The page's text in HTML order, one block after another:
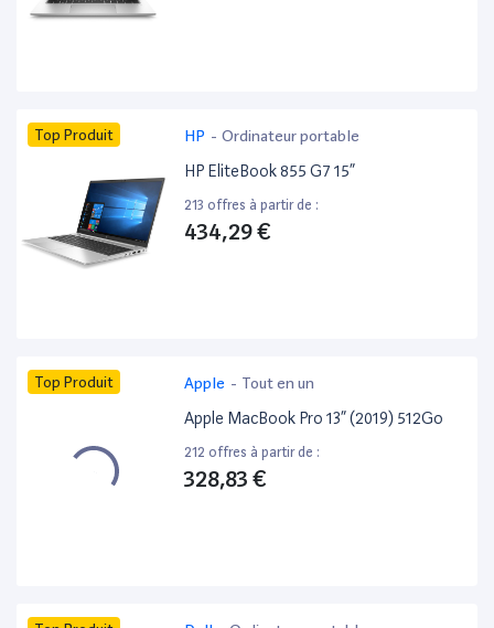
Top Produit HP - Ordinateur portable
HP EliteBook 855 G7 15”
213 offres à partir de :
434,29 €
Top Produit Apple - Tout en un
Apple MacBook Pro 13” (2019) 512Go
212 offres à partir de :
328,83 €